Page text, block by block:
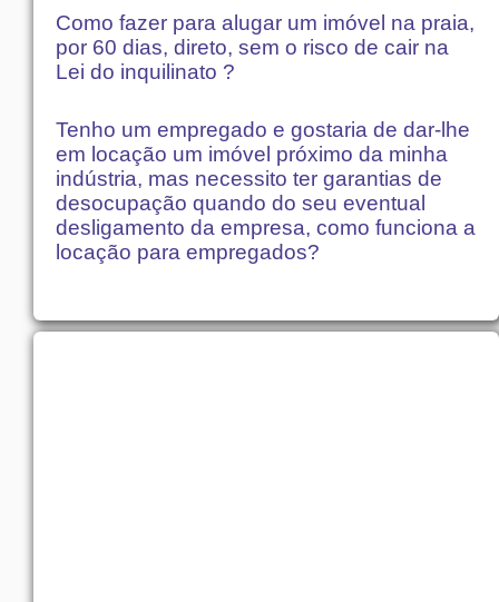
Como fazer para alugar um imóvel na praia,
por 60 dias, direto, sem o risco de cair na
Lei do inquilinato ?
Tenho um empregado e gostaria de dar-lhe
em locação um imóvel próximo da minha
indústria, mas necessito ter garantias de
desocupação quando do seu eventual
desligamento da empresa, como funciona a
locação para empregados?